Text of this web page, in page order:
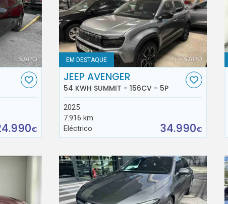
€
EM DESTAQUE
JEEP AVENGER
54 KWH SUMMIT - 156CV - 5P
2025
7.916 km
Eléctrico
34.990€